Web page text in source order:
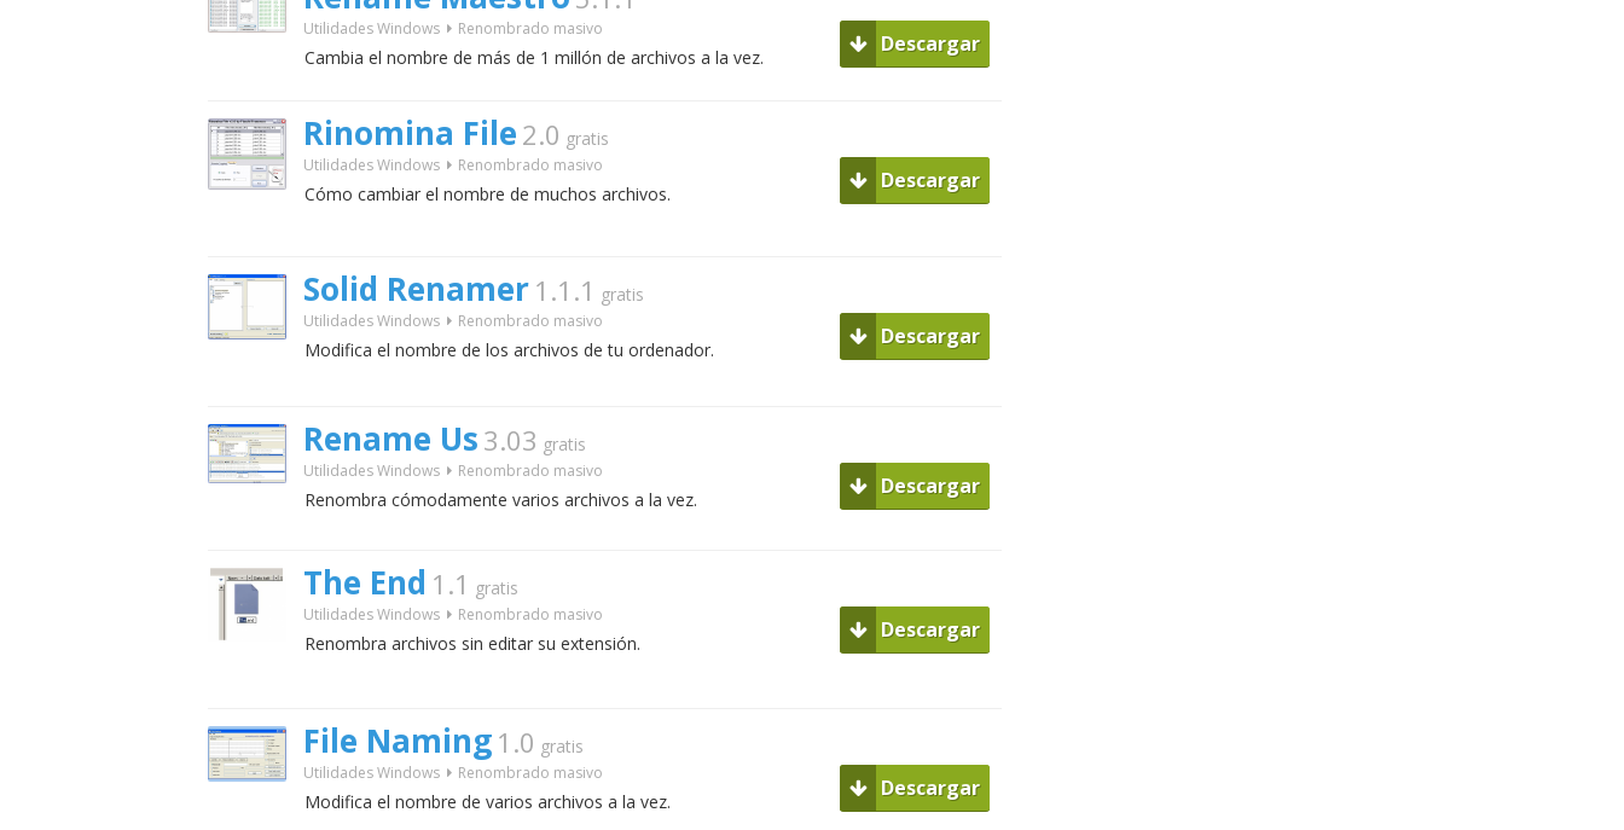
Utilidades Windows Renombrado masivo
Cambia el nombre de más de 1 millón de archivos a la vez.
Descargar
Rinomina File 2.0 gratis
Utilidades Windows Renombrado masivo
Cómo cambiar el nombre de muchos archivos.
Descargar
Solid Renamer 1.1.1 gratis
Utilidades Windows Renombrado masivo
Modifica el nombre de los archivos de tu ordenador.
Descargar
Rename Us 3.03 gratis
Utilidades Windows Renombrado masivo
Renombra cómodamente varios archivos a la vez.
Descargar
The End 1.1 gratis
Utilidades Windows Renombrado masivo
Renombra archivos sin editar su extensión.
Descargar
File Naming 1.0 gratis
Utilidades Windows Renombrado masivo
Modifica el nombre de varios archivos a la vez.
Descargar